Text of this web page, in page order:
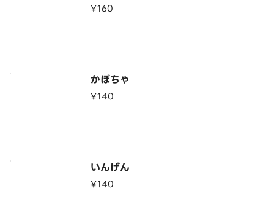
¥160
かぼちゃ
¥140
いんげん
¥140